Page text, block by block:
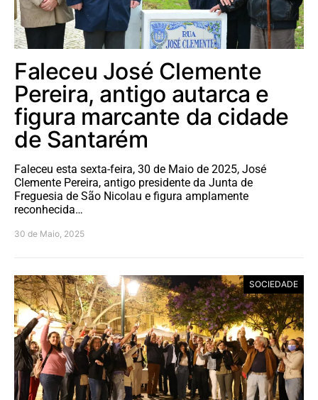
Faleceu José Clemente
Pereira, antigo autarca e
figura marcante da cidade
de Santarém
Faleceu esta sexta-feira, 30 de Maio de 2025, José
Clemente Pereira, antigo presidente da Junta de
Freguesia de São Nicolau e figura amplamente
reconhecida…
30 de Maio, 2025
SOCIEDADE